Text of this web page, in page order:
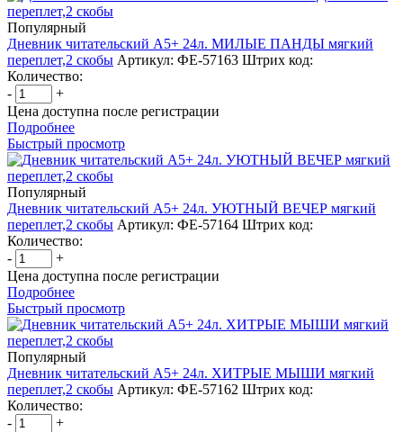
Популярный
Дневник читательский А5+ 24л. МИЛЫЕ ПАНДЫ мягкий
переплет,2 скобы Артикул: ФЕ-57163 Штрих код:
Количество:
-
+
Цена доступна после регистрации
Подробнее
Быстрый просмотр
Популярный
Дневник читательский А5+ 24л. УЮТНЫЙ ВЕЧЕР мягкий
переплет,2 скобы Артикул: ФЕ-57164 Штрих код:
Количество:
-
+
Цена доступна после регистрации
Подробнее
Быстрый просмотр
Популярный
Дневник читательский А5+ 24л. ХИТРЫЕ МЫШИ мягкий
переплет,2 скобы Артикул: ФЕ-57162 Штрих код:
Количество:
-
+